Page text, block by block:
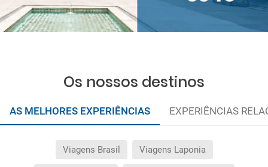
Os nossos destinos
AS MELHORES EXPERIÊNCIAS EXPERIÊNCIAS
Viagens Brasil Viagens Laponia